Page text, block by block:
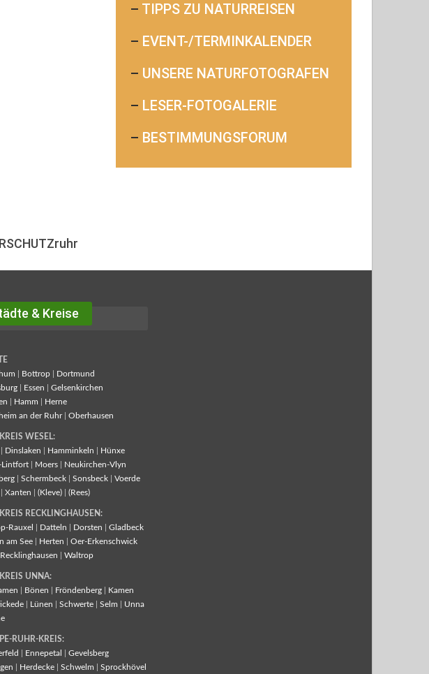
– TIPPS ZU NATURREISEN
– EVENT-/TERMINKALENDER
– UNSERE NATURFOTOGRAFEN
– LESER-FOTOGALERIE
– BESTIMMUNGSFORUM
& Kreise
Bottrop
Dortmund
Essen
Gelsenkirchen
Hamm
Herne
an der Ruhr| Oberhausen
WESEL:
Dinslaken Hamminkeln
Hünxe
Lintfort
Moers
Neukirchen-Vlyn
Schermbeck Sonsbeck
Voerde
Xanten (Kleve) (Rees)
RECKLINGHAUSEN:
Rauxel
Datteln Dorsten
Gladbeck
am See
Herten
Oer-Erkenschwick
Recklinghausen Waltrop
UNNA:
Bönen Fröndenberg
Kamen
Lünen Schwerte Selm
Unna
RUHR-KREIS:
Ennepetal
Gevelsberg
Herdecke Schwelm Sprockhövel